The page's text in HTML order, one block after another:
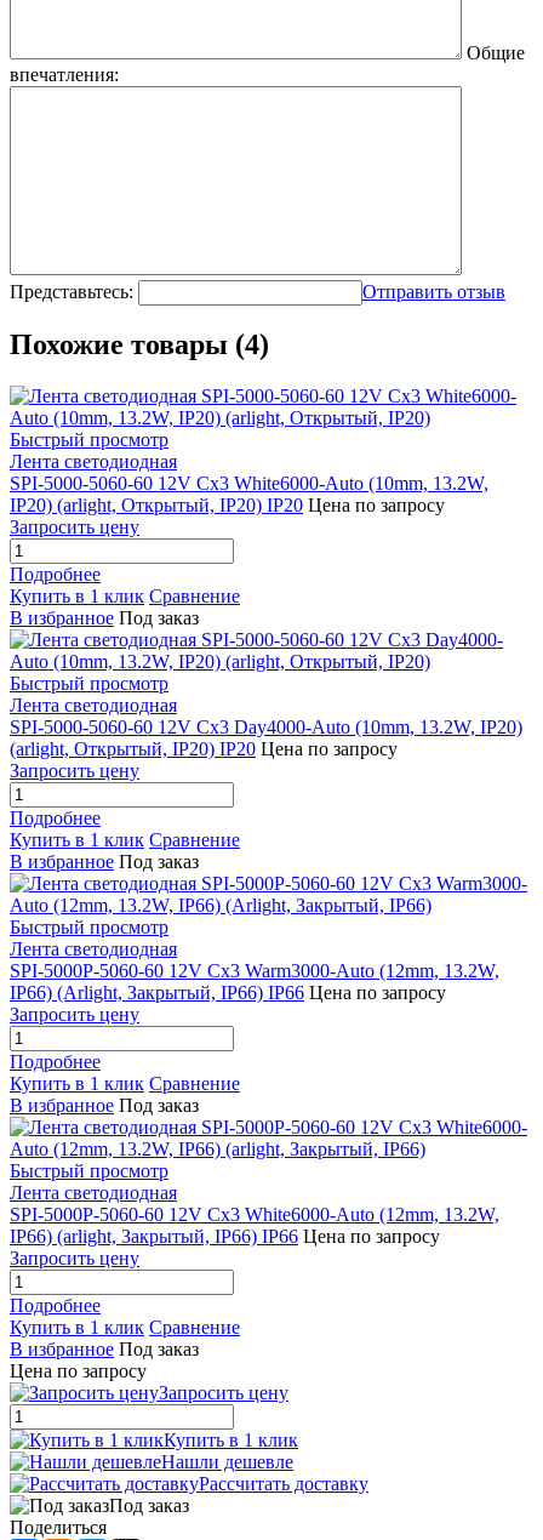
Общие
впечатления:
Представьтесь: Отправить отзыв
Похожие товары (4)
Быстрый просмотр
Лента светодиодная
SPI-5000-5060-60 12V Cx3 White6000-Auto (10mm, 13.2W,
IP20) (arlight, Открытый, IP20) IP20 Цена по запросу
Запросить цену
Подробнее
Купить в 1 клик Сравнение
В избранное Под заказ
Быстрый просмотр
Лента светодиодная
SPI-5000-5060-60 12V Cx3 Day4000-Auto (10mm, 13.2W, IP20)
(arlight, Открытый, IP20) IP20 Цена по запросу
Запросить цену
Подробнее
Купить в 1 клик Сравнение
В избранное Под заказ
Быстрый просмотр
Лента светодиодная
SPI-5000P-5060-60 12V Cx3 Warm3000-Auto (12mm, 13.2W,
IP66) (Arlight, Закрытый, IP66) IP66 Цена по запросу
Запросить цену
Подробнее
Купить в 1 клик Сравнение
В избранное Под заказ
Быстрый просмотр
Лента светодиодная
SPI-5000P-5060-60 12V Cx3 White6000-Auto (12mm, 13.2W,
IP66) (arlight, Закрытый, IP66) IP66 Цена по запросу
Запросить цену
Подробнее
Купить в 1 клик Сравнение
В избранное Под заказ
Цена по запросу
Запросить цену
Купить в 1 клик
Нашли дешевле
Рассчитать доставку
Под заказ
Поделиться